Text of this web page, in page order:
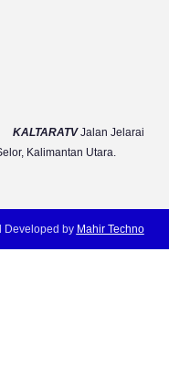
KALTARATVJalan Jelarai
Kalimantan Utara.
Developed by Mahir Techno